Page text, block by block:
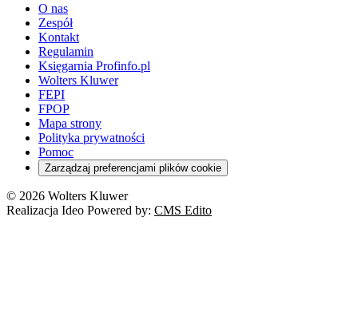
O nas
Zespół
Kontakt
Regulamin
Księgarnia Profinfo.pl
Wolters Kluwer
FEPI
FPOP
Mapa strony
Polityka prywatności
Pomoc
Zarządzaj preferencjami plików cookie
© 2026 Wolters Kluwer
Realizacja Ideo Powered by: CMS Edito